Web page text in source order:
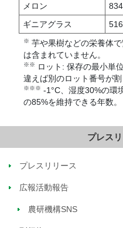
メロン
834
ギニアグラス
516
※ 芋や果樹などの栄養体
は含まれていません。
※※
ロット: 保存の最小単
違えば別のロット番号が割
※※※ -1 °C、湿度30%の環
の85%を維持できる年数。
プレス
プレスリリース
広報活動報告
農研機構SNS